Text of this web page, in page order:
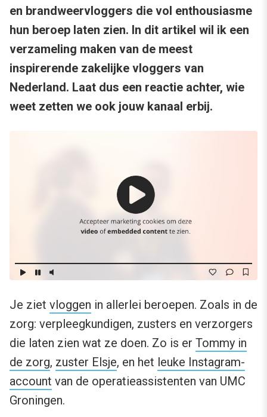
en brandweervloggers die vol enthousiasme
hun beroep laten zien. In dit artikel wil ik een
verzameling maken van de meest
inspirerende zakelijke vloggers van
Nederland. Laat dus een reactie achter, wie
weet zetten we ook jouw kanaal erbij.
Je ziet vloggen in allerlei beroepen. Zoals in de
zorg: verpleegkundigen, zusters en verzorgers
die laten zien wat ze doen. Zo is er Tommy in
de zorg, zuster Elsje, en het leuke Instagram-
account van de operatieassistenten van UMC
Groningen.